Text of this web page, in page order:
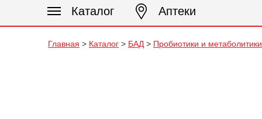
Каталог Аптеки
Главная > Каталог > БАД > Пробиотики и метаболитики